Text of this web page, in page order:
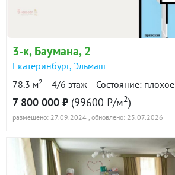
3-к, Баумана, 2
Екатеринбург, Эльмаш
78.3 м2 4/6 этаж Состояние: плохое
7 800 000 ₽ (99600 ₽/м2)
размещено: 27.09.2024 , обновлено: 25.07.2026